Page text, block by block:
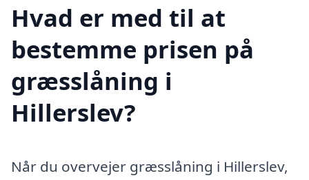
Hvad er med til at
bestemme prisen på
græsslåning i
Hillerslev?
Når du overvejer græsslåning i Hillerslev,